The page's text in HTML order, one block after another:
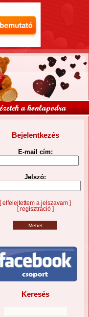
Bejelentkezés
E-mail cím:
Jelszó:
[ elfelejtettem a jelszavam ]
[ regisztráció ]
Keresés